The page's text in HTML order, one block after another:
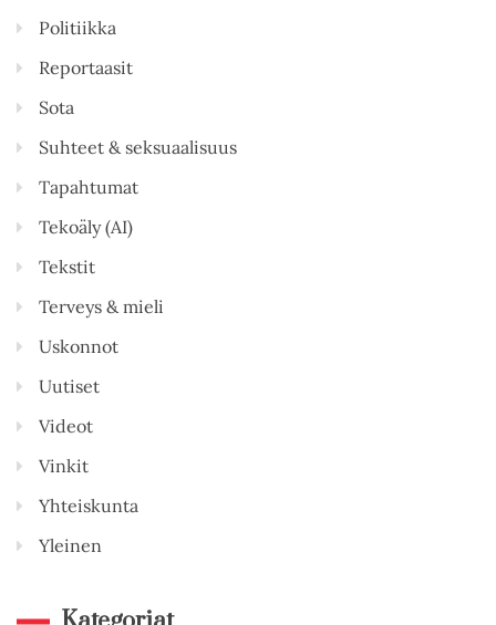
Politiikka
Reportaasit
Sota
Suhteet & seksuaalisuus
Tapahtumat
Tekoäly (AI)
Tekstit
Terveys & mieli
Uskonnot
Uutiset
Videot
Vinkit
Yhteiskunta
Yleinen